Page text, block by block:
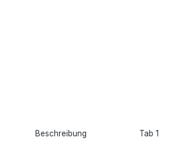
Beschreibung Tab 1